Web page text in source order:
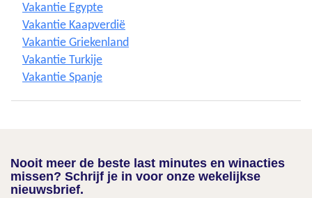
Vakantie Egypte
Vakantie Kaapverdië
Vakantie Griekenland
Vakantie Turkije
Vakantie Spanje
Nooit meer de beste last minutes en winacties
missen? Schrijf je in voor onze wekelijkse
nieuwsbrief.